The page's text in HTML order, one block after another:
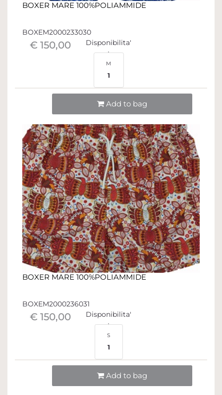
BOXER MARE 100%POLIAMMIDE
BOXEM2000233030
€ 150,00 Disponibilita'
M
1
Add to bag
BOXER MARE 100%POLIAMMIDE
BOXEM2000236031
€ 150,00 Disponibilita'
S
1
Add to bag